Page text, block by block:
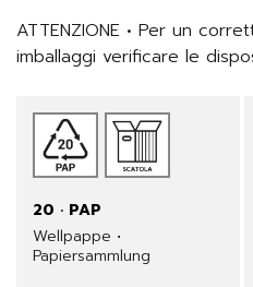
ATTENZIONE • Per un
imballaggi verificare le
20 · PAP
Wellpappe •
Papiersammlung